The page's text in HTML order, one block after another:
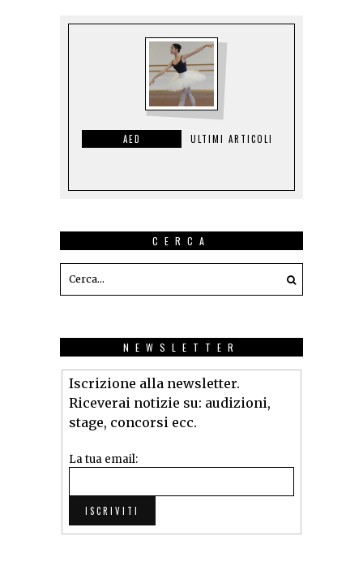
AED ULTIMI ARTICOLI
CERCA
NEWSLETTER
Iscrizione alla newsletter.
Riceverai notizie su: audizioni,
stage, concorsi ecc.
La tua email: